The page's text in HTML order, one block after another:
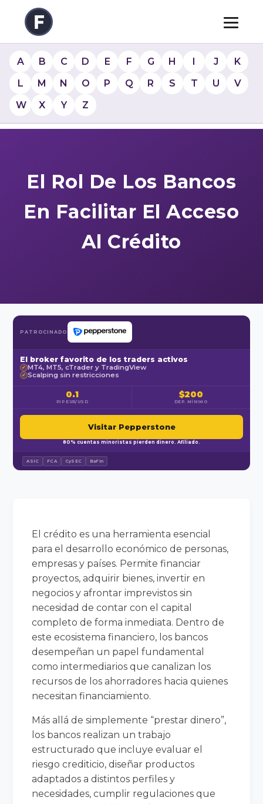
A B C D E F G H I J
K
L
M N O P Q R S T U
V
W
X Y Z
El Rol De Los Bancos
En Facilitar El Acceso
Al Crédito
PATROCINADO
El broker favorito de los traders activos
✓ MT4, MT5, cTrader y TradingView
✓ Scalping sin restricciones
0.1
PIP EUR/USD
$200
DEP. MÍNIMO
Visitar Pepperstone
80% cuentas minoristas pierden dinero. Afiliado.
ASIC FCA CySEC BaFin
El crédito es una herramienta esencial
para el desarrollo económico de personas,
empresas y países. Permite financiar
proyectos, adquirir bienes, invertir en
negocios y afrontar imprevistos sin
necesidad de contar con el capital
completo de forma inmediata. Dentro de
este ecosistema financiero, los bancos
desempeñan un papel fundamental
como intermediarios que canalizan los
recursos de los ahorradores hacia quienes
necesitan financiamiento.
Más allá de simplemente “prestar dinero”,
los bancos realizan un trabajo
estructurado que incluye evaluar el
riesgo crediticio, diseñar productos
adaptados a distintos perfiles y
necesidades, cumplir regulaciones que